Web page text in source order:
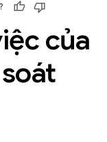
của